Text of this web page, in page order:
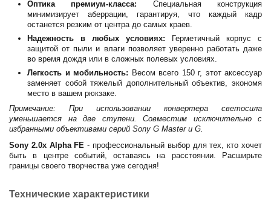
Оптика премиум-класса: Специальная конструкция
минимизирует аберрации, гарантируя, что каждый кадр
останется резким от центра до самых краев.
Надежность в любых условиях: Герметичный корпус с
защитой от пыли и влаги позволяет уверенно работать даже
во время дождя или в сложных полевых условиях.
Легкость и мобильность: Весом всего 150 г, этот аксессуар
заменяет собой тяжелый дополнительный объектив, экономя
место в вашем рюкзаке.
Примечание: При использовании конвертера светосила
уменьшается на две ступени. Совместим исключительно с
избранными объективами серий Sony G Master и G.
Sony 2.0x Alpha FE - профессиональный выбор для тех, кто хочет
быть в центре событий, оставаясь на расстоянии. Расширьте
границы своего творчества уже сегодня!
Технические характеристики